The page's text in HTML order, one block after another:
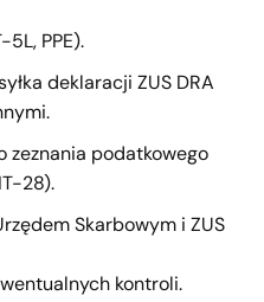
PPE).
deklaracji ZUS DRA
zeznania podatkowego
28).
Skarbowym i ZUS
kontroli.